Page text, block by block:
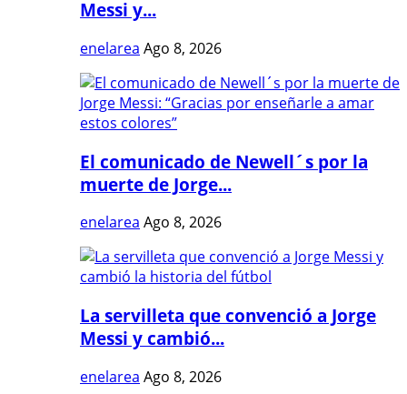
Messi y...
enelarea Ago 8, 2026
El comunicado de Newell´s por la
muerte de Jorge...
enelarea Ago 8, 2026
La servilleta que convenció a Jorge
Messi y cambió...
enelarea Ago 8, 2026